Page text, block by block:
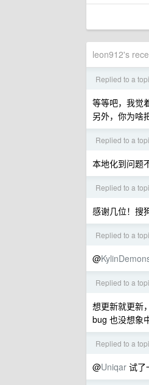
leon912's
Replied to a
等等吧，我觉
另外，你为啥
Replied to a
本地化到问题
Replied to a
感谢几位！搜
Replied to a
@
Replied to a
想更新就更新
bug 也没想象
Replied to a
@Uniqar 试了